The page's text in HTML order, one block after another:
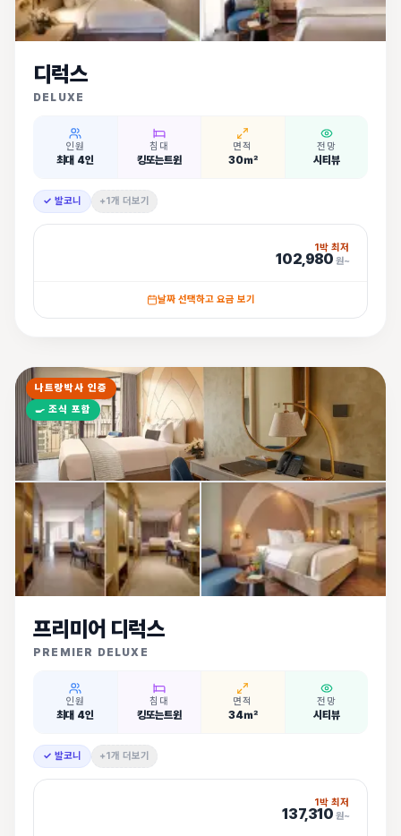
디럭스
DELUXE
인원
최대 4인
침대
킹또는트윈
면적
30㎡
전망
시티뷰
✓ 발코니 +1개 더보기
1박 최저
102,980 원~
날짜 선택하고 요금 보기
나트랑박사 인증
🍳 조식 포함
프리미어 디럭스
PREMIER DELUXE
인원
최대 4인
침대
킹또는트윈
면적
34㎡
전망
시티뷰
✓ 발코니 +1개 더보기
1박 최저
137,310 원~